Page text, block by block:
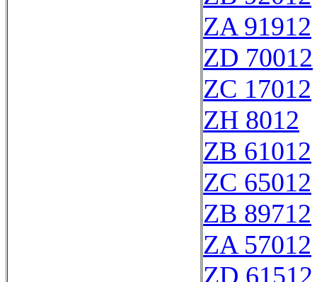
ZA 91912
ZD 70012
ZC 17012
ZH 8012
ZB 61012
ZC 65012
ZB 89712
ZA 57012
ZD 61512